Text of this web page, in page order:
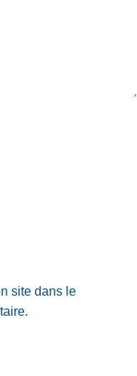
site dans le